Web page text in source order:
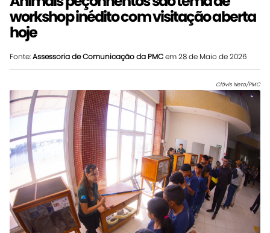
workshop inédito com visitação aberta
hoje
Fonte:Assessoria de Comunicação da PMCem 28 de Maio de 2026
Clóvis Neto/PMC